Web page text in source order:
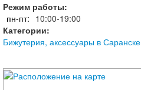
Режим работы:
пн-пт: 10:00-19:00
Категории:
Бижутерия, аксессуары в Саранске